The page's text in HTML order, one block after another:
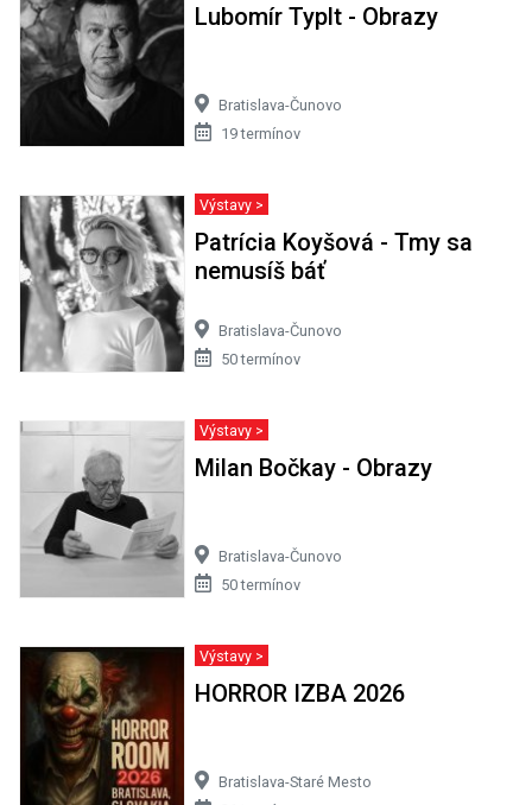
Lubomír Typlt - Obrazy
Bratislava-Čunovo
19 termínov
Výstavy >
Patrícia Koyšová - Tmy sa
nemusíš báť
Bratislava-Čunovo
50 termínov
Výstavy >
Milan Bočkay - Obrazy
Bratislava-Čunovo
50 termínov
Výstavy >
HORROR IZBA 2026
Bratislava-Staré Mesto